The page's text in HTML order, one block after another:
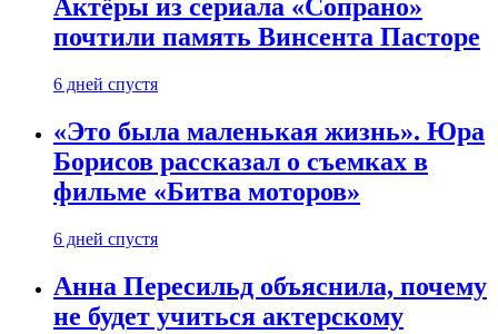
Актёры из сериала «Сопрано»
почтили память Винсента Пасторе
6 дней спустя
«Это была маленькая жизнь». Юра
Борисов рассказал о съемках в
фильме «Битва моторов»
6 дней спустя
Анна Пересильд объяснила, почему
не будет учиться актерскому